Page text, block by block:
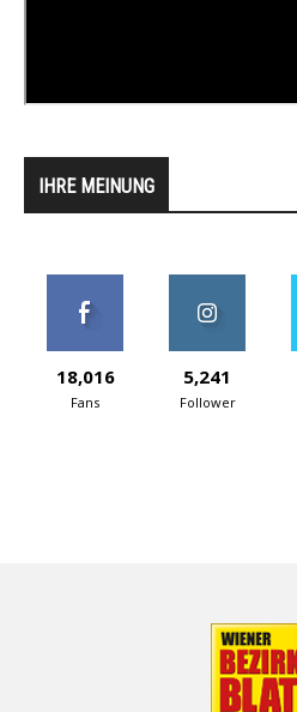
IHRE MEINUNG
18,016
Fans
5,241
Follower